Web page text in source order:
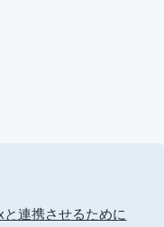
連携させるために